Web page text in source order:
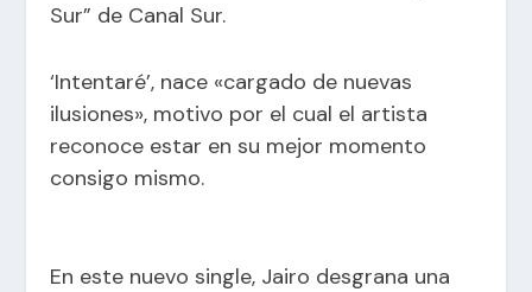
Sur” de Canal Sur.
‘Intentaré’, nace «cargado de nuevas
ilusiones», motivo por el cual el artista
reconoce estar en su mejor momento
consigo mismo.
En este nuevo single, Jairo desgrana una